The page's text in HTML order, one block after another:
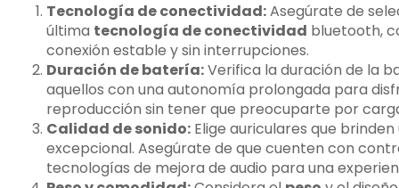
Tecnología de conectividad:Asegúrate de
última tecnología de conectividad bluetooth,
conexión estable y sin interrupciones.
Duración de batería:Verifica la duración de la
aquellos con una autonomía prolongada para
reproducción sin tener que preocuparte por
Calidad de sonido: Elige auriculares que
excepcional. Asegúrate de que cuenten con
tecnologías de mejora de audio para una